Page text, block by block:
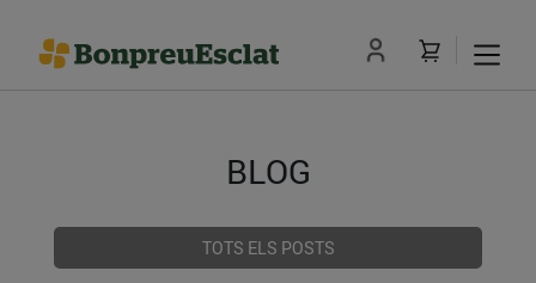
BLOG
TOTS ELS POSTS